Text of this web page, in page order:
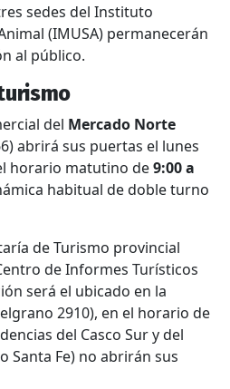
sedes del Instituto
(IMUSA) permanecerán
al público.
del Mercado Norte
abrirá sus puertas el lunes
horario matutino de9:00 a
habitual de doble turno
de Turismo provincial
de Informes Turísticos
será el ubicado en la
2910), en el horario de
del Casco Sur y del
Santa Fe) no abrirán sus